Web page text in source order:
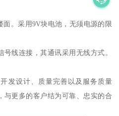
。采用9V块电池，无须电源的限
线连接，其通讯采用无线方式。
发设计、质量完善以及服务质量
与更多的客户结为可靠、忠实的合